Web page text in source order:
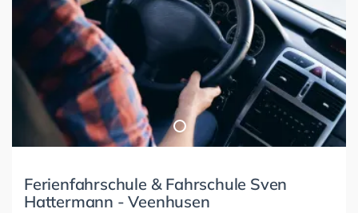
Ferienfahrschule & Fahrschule Sven
Hattermann - Veenhusen